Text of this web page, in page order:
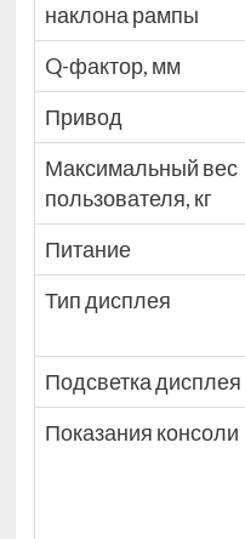
наклона рампы
Q-фактор, мм
Привод
Максимальный вес
пользователя, кг
Питание
Тип дисплея
Подсветка дисплея
Показания консоли